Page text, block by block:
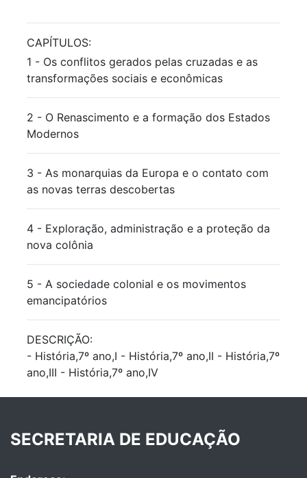
CAPÍTULOS:
1 - Os conflitos gerados pelas cruzadas e as
transformações sociais e econômicas
2 - O Renascimento e a formação dos Estados
Modernos
3 - As monarquias da Europa e o contato com
as novas terras descobertas
4 - Exploração, administração e a proteção da
nova colônia
5 - A sociedade colonial e os movimentos
emancipatórios
DESCRIÇÃO:
- História,7º ano,I - História,7º ano,II - História,7º
ano,III - História,7º ano,IV
SECRETARIA DE EDUCAÇÃO